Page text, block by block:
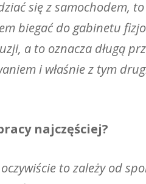
się z samochodem,
biegać do gabinetu
a to oznacza długą
i właśnie z tym
najczęściej?
to zależy od